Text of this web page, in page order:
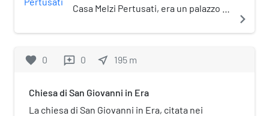
dall'antica Porta Romana medievale.
Casa Melzi Pertusati, era un palazzo di
secolo. Vi viveva la famiglia Pertusati
Carlo, che vi manteneva al suo
Francesco, che vi possedeva una
piccola tipografia: venne descritto
navigate_next
favorite 0 reviews 0 near_me 195 m
Chiesa di San Giovanni in Era
La chiesa di San Giovanni in Era, citata nei